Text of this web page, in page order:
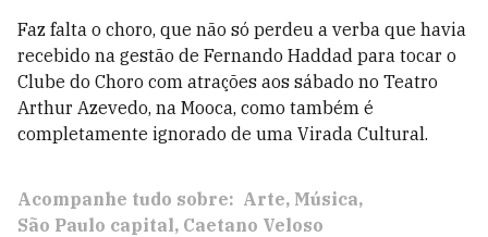
Faz falta o choro, que não só perdeu a verba que havia
recebido na gestão de Fernando Haddad para tocar o
Clube do Choro com atrações aos sábado no Teatro
Arthur Azevedo, na Mooca, como também é
completamente ignorado de uma Virada Cultural.
Acompanhe tudo sobre: Arte Música
São Paulo capital Caetano Veloso